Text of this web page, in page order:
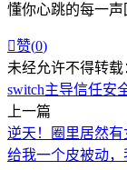
懂你心跳的每一声
赞(0)
未经允许不得转载
switch主导信任安
上一篇
逆天！圈里居然
给我一个皮被动